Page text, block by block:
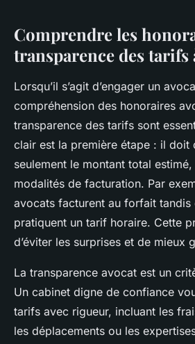
Comprendre les
transparence des tarifs
Lorsqu’il s’agit d’engager un
compréhension des honoraires
transparence des tarifs sont
clair est la première étape : il doit
seulement le montant total
modalités de facturation. Par
avocats facturent au forfait tandis
pratiquent un tarif horaire. Cette
d’éviter les surprises et de mieux
La transparence avocat est un
Un cabinet digne de confiance
tarifs avec rigueur, incluant les
les déplacements ou les